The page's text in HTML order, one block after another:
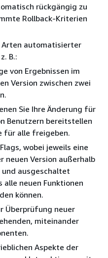
rückgängig zu
Rollback-Kriterien
Arten automatisierter
B.:
von Ergebnissen im
Version zwischen zwei
Sie Ihre Änderung für
Benutzern bereitstellen
für alle freigeben.
wobei jeweils eine
neuen Version außerhalb
ausgeschaltet
alle neuen Funktionen
können.
Überprüfung neuer
miteinander
Aspekte der